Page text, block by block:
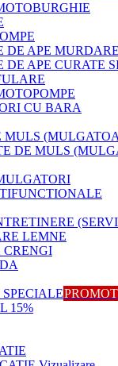
DE APE MURDARE
DE APE CURATE
CU BARA
MULS
DE MULS
LEMNE
CRENGI
SPECIALE
15%